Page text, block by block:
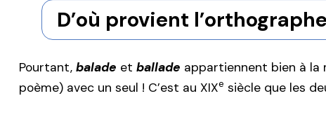
D’où provient
Pourtant, balade et ballade appartiennent bien à la
poème) avec un seul ! C’est au XIXe siècle que les